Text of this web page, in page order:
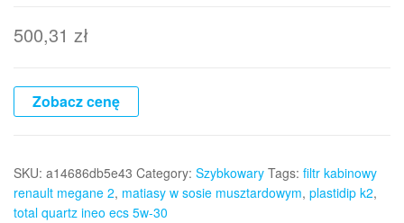
500,31 zł
Zobacz cenę
SKU: a14686db5e43 Category: Szybkowary Tags: filtr kabinowy
renault megane 2, matiasy w sosie musztardowym, plastidip k2,
total quartz ineo ecs 5w-30